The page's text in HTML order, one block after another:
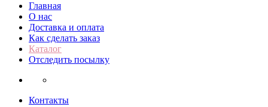
Главная
О нас
Доставка и оплата
Как сделать заказ
Каталог
Отследить посылку
Контакты